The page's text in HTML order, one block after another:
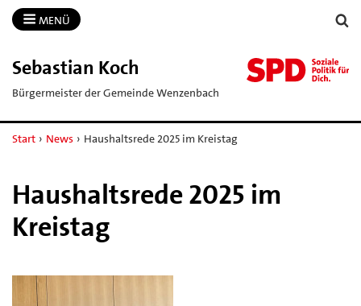
MENÜ
Sebastian Koch
Bürgermeister der Gemeinde Wenzenbach
Start › News › Haushaltsrede 2025 im Kreistag
Haushaltsrede 2025 im
Kreistag